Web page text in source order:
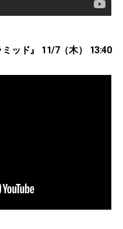
ッド』 11/7（木） 13:40